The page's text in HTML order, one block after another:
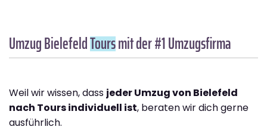
Umzug BielefeldToursmit der #1 Umzugsfirma
Weil wir wissen, dass jeder Umzug von Bielefeld
nach Tours individuell ist, beraten wir dich gerne
ausführlich.